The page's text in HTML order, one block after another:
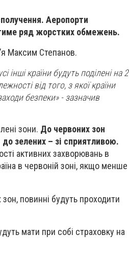
Аеропорти
ряд жорстких обмежень.
Максим Степанов.
інші країни будуть поділені на 2
від того, з якої країни
безпеки» - зазначив
зони. До червоних зон
зелених – зі сприятливою.
активних захворювань в
в червоній зоні, якщо менше
зон, повинні будуть проходити
мати при собі страховку на